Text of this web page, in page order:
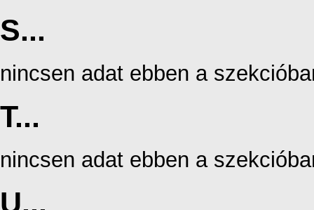
S...
nincsen adat ebben a
T...
nincsen adat ebben a